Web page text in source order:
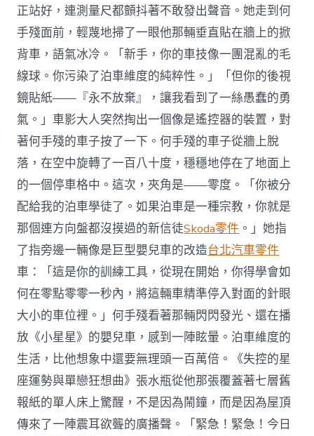
正站好，連測量尺都顫抖著不敢發出聲音。她走到何
手殘面前，輕蔑地掃了一眼他那輛垂直貼在牆上的掀
背車，語氣冰冷。「新手，你的車技像一團混亂的毛
線球。你污染了泊車維度的純粹性。」「但你的後視
鏡貼紙——『永不放棄』，讓我看到了一絲愚蠢的勇
氣。」車影大人突然掏出一個像是遙控器的裝置，對
著何手殘的車子按了一下。何手殘的車子從牆上脫
落，在空中旋轉了一百八十度，穩穩地停在了地面上
的一個停車格中。這次，夾角是——零度。「你被分
配給我的泊車學徒了。如果泊車是一種宗教，你就是
那個連方向盤都沒摸過的新信徒Skoda零件 。」她指
了指旁邊一輛像是巨型嬰兒車的改造台北汽車零件
車：「這是你的訓練工具，從現在開始，你得學會如
何在零點零零一秒內，將這輛車精準停入對面的針眼
大小的車位裡。」何手殘看著那輛閃閃發光、還在播
放《小星星》的嬰兒車，感到一陣眩暈。泊車維度的
生活，比他想象中還要無理頭一百萬倍。《失控的星
座運勢與單戀狂想曲》張水瓶從他那張覆蓋著七層舊
報紙的單人床上驚醒，不是因為鬧鐘，而是因為屋頂
傳來了一陣震耳欲聾的廣播聲。「緊急！緊急！今日